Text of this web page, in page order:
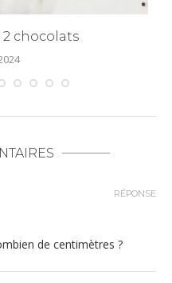
chocolats
de centimètres ?
RÉPONSE